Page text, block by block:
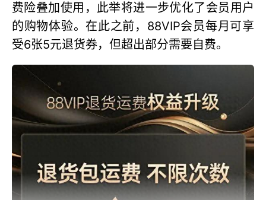
费险叠加使用，此举将进一步优化了会员用户
的购物体验。在此之前，88VIP会员每月可享
受6张5元退货券，但超出部分需要自费。